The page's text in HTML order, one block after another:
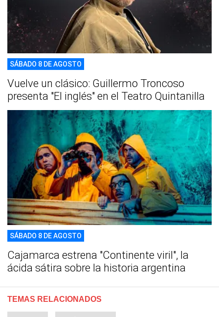
SÁBADO 8 DE AGOSTO
Vuelve un clásico: Guillermo Troncoso
presenta "El inglés" en el Teatro Quintanilla
SÁBADO 8 DE AGOSTO
Cajamarca estrena "Continente viril", la
ácida sátira sobre la historia argentina
TEMAS RELACIONADOS